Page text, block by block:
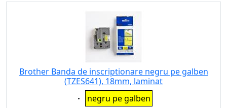
Brother Banda de inscriptionare negru pe galben
(TZES641), 18mm, laminat
Eigenschaft:
negru pe galben